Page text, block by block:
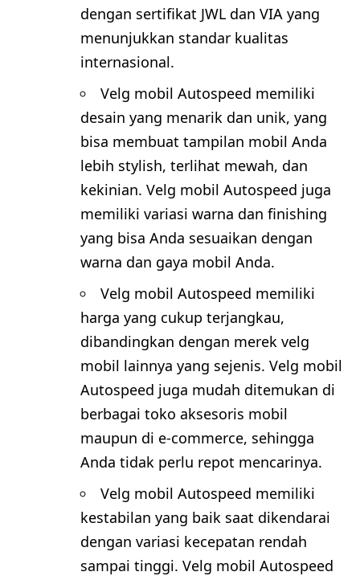
dengan sertifikat JWL dan VIA yang
menunjukkan standar kualitas
internasional.
Velg mobil Autospeed memiliki
desain yang menarik dan unik, yang
bisa membuat tampilan mobil Anda
lebih stylish, terlihat mewah, dan
kekinian. Velg mobil Autospeed juga
memiliki variasi warna dan finishing
yang bisa Anda sesuaikan dengan
warna dan gaya mobil Anda.
Velg mobil Autospeed memiliki
harga yang cukup terjangkau,
dibandingkan dengan merek velg
mobil lainnya yang sejenis. Velg mobil
Autospeed juga mudah ditemukan di
berbagai toko aksesoris mobil
maupun di e-commerce, sehingga
Anda tidak perlu repot mencarinya.
Velg mobil Autospeed memiliki
kestabilan yang baik saat dikendarai
dengan variasi kecepatan rendah
sampai tinggi. Velg mobil Autospeed